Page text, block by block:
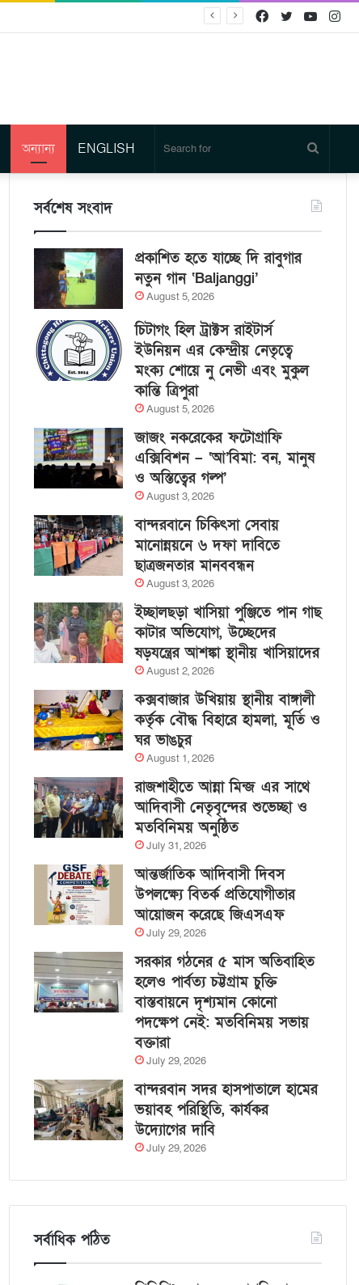
Twitter
Facebook
অন্যান্য ENGLISH
for
সর্বশেষ সংবাদ
প্রকাশিত হতে যাচ্ছে দি রাবুগার
নতুন গান ‘Baljanggi’
August 5, 2026
চিটাগং হিল ট্রাক্টস রাইটার্স
ইউনিয়ন এর কেন্দ্রীয় নেতৃত্বে
মংক্য শোয়ে নু নেভী এবং মুকুল
কান্তি ত্রিপুরা
August 5, 2026
জাজং নকরেকের ফটোগ্রাফি
এক্সিবিশন – ‘আ’বিমা: বন, মানুষ
ও অস্তিত্বের গল্প’
August 3, 2026
বান্দরবানে চিকিৎসা সেবায়
মানোন্নয়নে ৬ দফা দাবিতে
ছাত্রজনতার মানববন্ধন
August 3, 2026
ইচ্ছালছড়া খাসিয়া পুঞ্জিতে পান গাছ
কাটার অভিযোগ, উচ্ছেদের
ষড়যন্ত্রের আশঙ্কা স্থানীয় খাসিয়াদের
August 2, 2026
কক্সবাজার উখিয়ায় স্থানীয় বাঙ্গালী
কর্তৃক বৌদ্ধ বিহারে হামলা, মূর্তি ও
ঘর ভাঙচুর
August 1, 2026
রাজশাহীতে আন্না মিন্জ এর সাথে
আদিবাসী নেতৃবৃন্দের শুভেচ্ছা ও
মতবিনিময় অনুষ্ঠিত
July 31, 2026
আন্তর্জাতিক আদিবাসী দিবস
উপলক্ষ্যে বিতর্ক প্রতিযোগীতার
আয়োজন করেছে জিএসএফ
July 29, 2026
সরকার গঠনের ৫ মাস অতিবাহিত
হলেও পার্বত্য চট্টগ্রাম চুক্তি
বাস্তবায়নে দৃশ্যমান কোনো
পদক্ষেপ নেই: মতবিনিময় সভায়
বক্তারা
July 29, 2026
বান্দরবান সদর হাসপাতালে হামের
ভয়াবহ পরিস্থিতি, কার্যকর
উদ্যোগের দাবি
July 29, 2026
সর্বাধিক পঠিত